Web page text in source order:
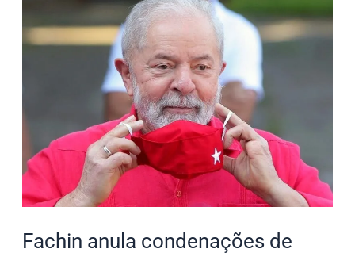
Fachin anula condenações de
Lava
Jato